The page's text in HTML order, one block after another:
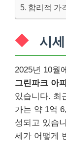
합리적 가
시
2025년 10월
그린파크 아
있습니다. 최
가는 약 1억
성되고 있습
세가 어떻게